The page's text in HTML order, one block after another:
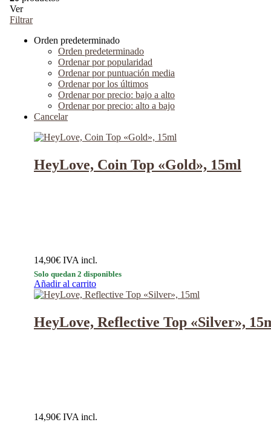
Ver
Filtrar
Orden predeterminado
Orden predeterminado
Ordenar por popularidad
Ordenar por puntuación media
Ordenar por los últimos
Ordenar por precio: bajo a alto
Ordenar por precio: alto a bajo
Cancelar
HeyLove, Coin Top «Gold», 15ml
14,90€ IVA incl.
Solo quedan 2 disponibles
Añadir al carrito
HeyLove, Reflective Top «Silver»,
14,90€ IVA incl.